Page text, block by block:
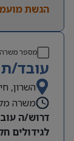
משמרות:
שעות
תנאים:
סיבוס
קרן
הגשת
מספר משרה
עובד/ת
השרון,
משרה
דרוש/ה
לגידולים